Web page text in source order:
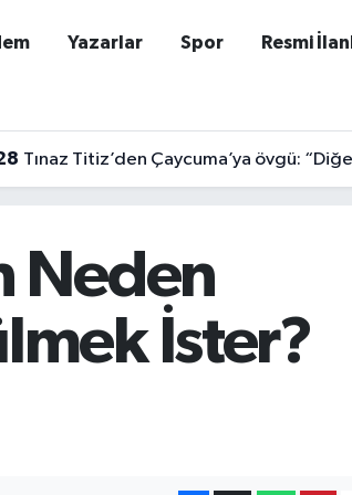
Yazarlar Spor Resmi
Tınaz Titiz’den Çaycuma’ya övgü:
Neden
İster?